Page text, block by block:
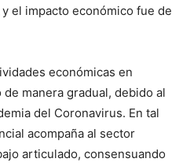
el impacto económico fue de
económicas en
manera gradual, debido al
del Coronavirus. En tal
acompaña al sector
articulado, consensuando